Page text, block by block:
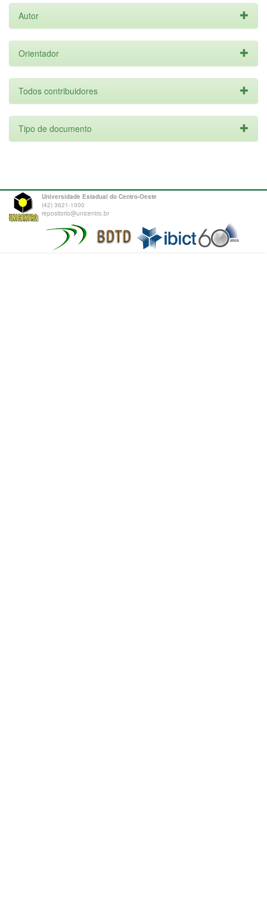
Autor
Orientador
Todos contribuidores
Tipo de documento
Universidade Estadual do Centro-Oeste
(42) 3621-1000
repositorio@unicentro.br